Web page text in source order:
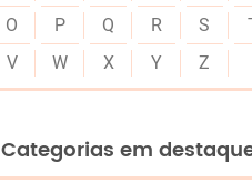
O
P Q R S
V
W X Y Z
Categorias em